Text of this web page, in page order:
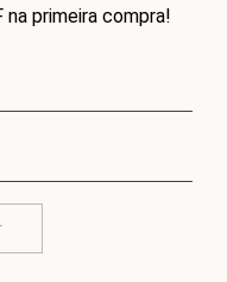
na primeira compra!